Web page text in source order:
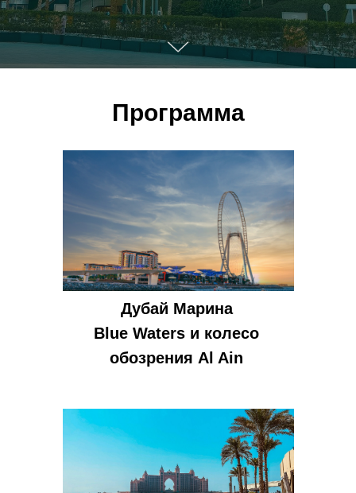
Программа
Дубай Марина
Blue Waters и колесо
обозрения Al Ain